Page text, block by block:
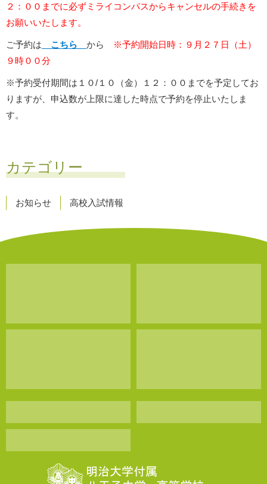
２：００までに必ずミライコンパスからキャンセルの手続きを
お願いいたします。
ご予約は こちら から
※予約開始日時：９月２７日（土）
９時００分
※予約受付期間は１０/１０（金）１２：００までを予定してお
りますが、申込数が上限に達した時点で予約を停止いたしま
す。
カテゴリー
お知らせ 高校入試情報